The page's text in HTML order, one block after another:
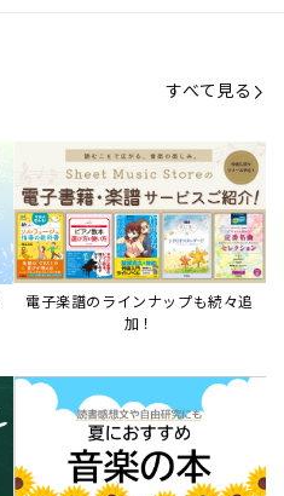
すべて見る
電子楽譜のラインナップも続々追
加！